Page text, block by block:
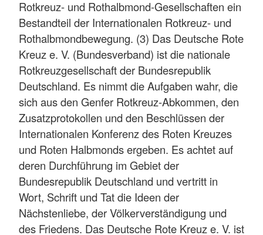
Rotkreuz- und Rothalbmond-Gesellschaften ein
Bestandteil der Internationalen Rotkreuz- und
Rothalbmondbewegung. (3) Das Deutsche Rote
Kreuz e. V. (Bundesverband) ist die nationale
Rotkreuzgesellschaft der Bundesrepublik
Deutschland. Es nimmt die Aufgaben wahr, die
sich aus den Genfer Rotkreuz-Abkommen, den
Zusatzprotokollen und den Beschlüssen der
Internationalen Konferenz des Roten Kreuzes
und Roten Halbmonds ergeben. Es achtet auf
deren Durchführung im Gebiet der
Bundesrepublik Deutschland und vertritt in
Wort, Schrift und Tat die Ideen der
Nächstenliebe, der Völkerverständigung und
des Friedens. Das Deutsche Rote Kreuz e. V. ist